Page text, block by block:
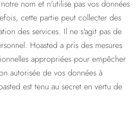
nom et n'utilise pas vos données
cette partie peut collecter des
des services. Il ne s'agit pas de
Hoasted a pris des mesures
appropriées pour empêcher
autorisée de vos données à
est tenu au secret en vertu de